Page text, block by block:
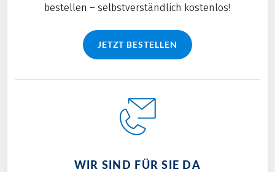
bestellen – selbstverständlich kostenlos!
JETZT BESTELLEN
WIR SIND FÜR SIE DA